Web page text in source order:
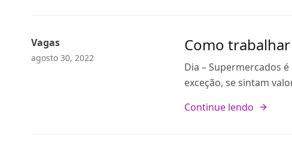
Vagas
agosto 30, 2022
Como
Dia – Supermercados
exceção, se sintam
Continue lendo